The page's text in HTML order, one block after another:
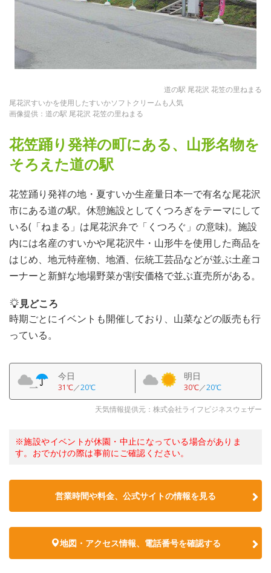
道の駅 尾花沢 花笠の里ねまる
尾花沢すいかを使用したすいかソフトクリームも人気
画像提供：道の駅 尾花沢 花笠の里ねまる
花笠踊り発祥の町にある、山形名物を
そろえた道の駅
花笠踊り発祥の地・夏すいか生産量日本一で有名な尾花沢
市にある道の駅。休憩施設としてくつろぎをテーマにして
いる(「ねまる」は尾花沢弁で「くつろぐ」の意味)。施設
内には名産のすいかや尾花沢牛・山形牛を使用した商品を
はじめ、地元特産物、地酒、伝統工芸品などが並ぶ土産コ
ーナーと新鮮な地場野菜が割安価格で並ぶ直売所がある。
見どころ
時期ごとにイベントも開催しており、山菜などの販売も行
っている。
今日
31℃／20℃
明日
30℃／20℃
天気情報提供元：株式会社ライフビジネスウェザー
※施設やイベントが休園・中止になっている場合がありま
す。おでかけの際は事前にご確認ください。
営業時間や料金、公式サイトの情報を見る
地図・アクセス情報、電話番号を確認する